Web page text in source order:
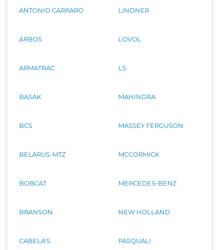
ANTONIO CARRARO
ARBOS
ARMATRAC
BASAK
BCS
BELARUS-MTZ
BOBCAT
BRANSON
CABELA'S
LINDNER
LOVOL
LS
MAHINDRA
MASSEY FERGUSON
MCCORMICK
MERCEDES-BENZ
NEW HOLLAND
PASQUALI